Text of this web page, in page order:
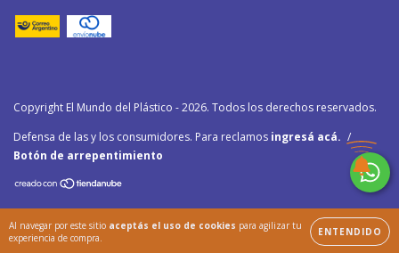
Al navegar por este sitio aceptás el uso de cookies para agilizar tu
experiencia de compra.
ENTENDIDO
Copyright El Mundo del Plástico - 2026. Todos los derechos reservados.
Defensa de las y los consumidores. Para reclamos ingresá acá. /
Botón de arrepentimiento